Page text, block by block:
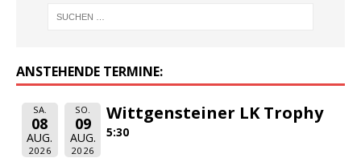
ANSTEHENDE TERMINE:
SA.
08
AUG.
2026
SO.
09
AUG.
2026
Wittgensteiner LK Trophy
5:30